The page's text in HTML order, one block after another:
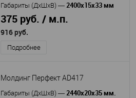
Габариты (ДхШхВ) — 2400х15х33 мм
375 руб. / м.п.
916 руб.
Подробнее
Молдинг Перфект AD417
Габариты (ДхШхВ) — 2440х20х35 мм.